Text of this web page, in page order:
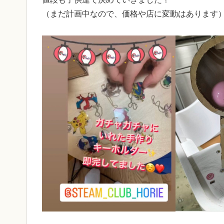
（まだ計画中なので、価格や店に変動はあります